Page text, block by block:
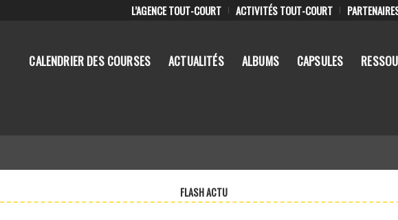
L’AGENCE TOUT-COURT ACTIVITÉS TOUT-COURT
CALENDRIER DES COURSES ACTUALITÉS ALBUMS CAPSULES
FLASH ACTU